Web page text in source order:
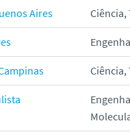
Aires Ciência,
Ciência,